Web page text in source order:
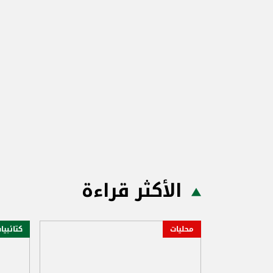
الأكثر قراءة
محليات